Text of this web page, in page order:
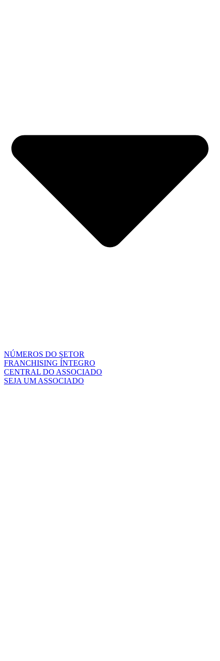
NÚMEROS DO SETOR
FRANCHISING ÍNTEGRO
CENTRAL DO ASSOCIADO
SEJA UM ASSOCIADO